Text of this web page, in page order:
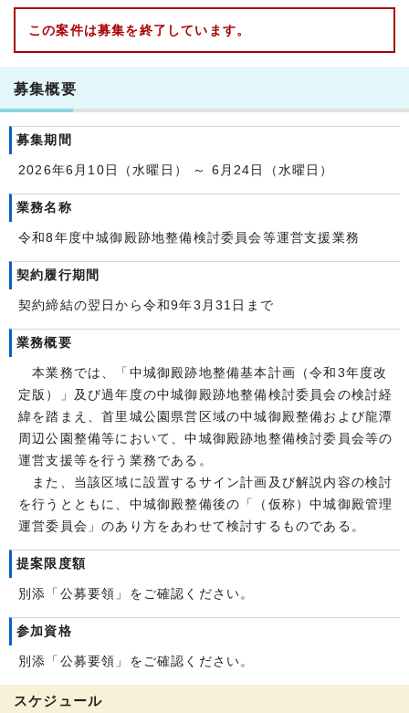
この案件は募集を終了しています。
募集概要
募集期間
2026年6月10日（水曜日） ～ 6月24日（水曜日）
業務名称
令和8年度中城御殿跡地整備検討委員会等運営支援業務
契約履行期間
契約締結の翌日から令和9年3月31日まで
業務概要
本業務では、「中城御殿跡地整備基本計画（令和3年度改
定版）」及び過年度の中城御殿跡地整備検討委員会の検討経
緯を踏まえ、首里城公園県営区域の中城御殿整備および龍潭
周辺公園整備等において、中城御殿跡地整備検討委員会等の
運営支援等を行う業務である。
また、当該区域に設置するサイン計画及び解説内容の検討
を行うとともに、中城御殿整備後の「（仮称）中城御殿管理
運営委員会」のあり方をあわせて検討するものである。
提案限度額
別添「公募要領」をご確認ください。
参加資格
別添「公募要領」をご確認ください。
スケジュール